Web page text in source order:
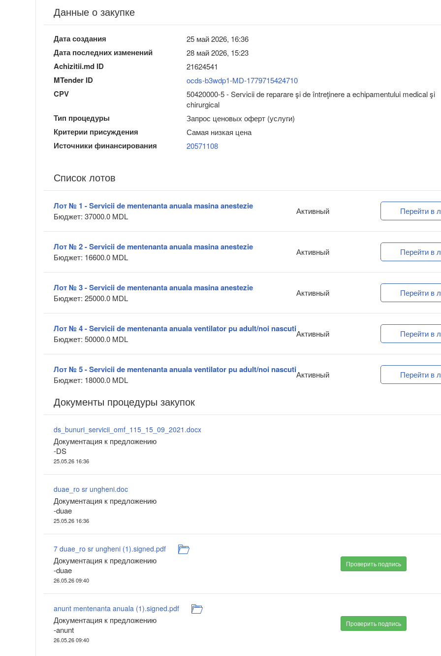
Данные о закупке
Дата создания 25 май 2026, 16:36
Дата последних изменений 28 май 2026, 15:23
Achizitii.md ID 21624541
MTender ID ocds-b3wdp1-MD-1779715424710
CPV
50420000-5 - Servicii de reparare şi de întreţinere a echipamentului medical şi
chirurgical
Тип процедуры Запрос ценовых оферт (услуги)
Критерии присуждения Самая низкая цена
Источники финансирования 20571108
Список лотов
Лот № 1 - Servicii de mentenanta anuala masina anestezie
Бюджет: 37000.0 MDL
Активный Перейти в
Лот № 2 - Servicii de mentenanta anuala masina anestezie
Бюджет: 16600.0 MDL
Активный Перейти в
Лот № 3 - Servicii de mentenanta anuala masina anestezie
Бюджет: 25000.0 MDL
Активный Перейти в
Лот № 4 - Servicii de mentenanta anuala ventilator pu adult/noi nascuti
Бюджет: 50000.0 MDL
Активный Перейти в
Лот № 5 - Servicii de mentenanta anuala ventilator pu adult/noi nascuti
Бюджет: 18000.0 MDL
Активный Перейти в
Документы процедуры закупок
ds_bunuri_servicii_omf_115_15_09_2021.docx
Документация к предложению
-DS
25.05.26 16:36
duae_ro sr ungheni.doc
Документация к предложению
-duae
25.05.26 16:36
7 duae_ro sr ungheni (1).signed.pdf
Документация к предложению
-duae
26.05.26 09:40
Проверить подпись
anunt mentenanta anuala (1).signed.pdf
Документация к предложению
-anunt
26.05.26 09:40
Проверить подпись